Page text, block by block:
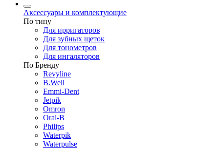
Аксессуары и комплектующие
По типу
Для ирригаторов
Для зубных щеток
Для тонометров
Для ингаляторов
По Бренду
Revyline
B.Well
Emmi-Dent
Jetpik
Omron
Oral-B
Philips
Waterpik
Waterpulse